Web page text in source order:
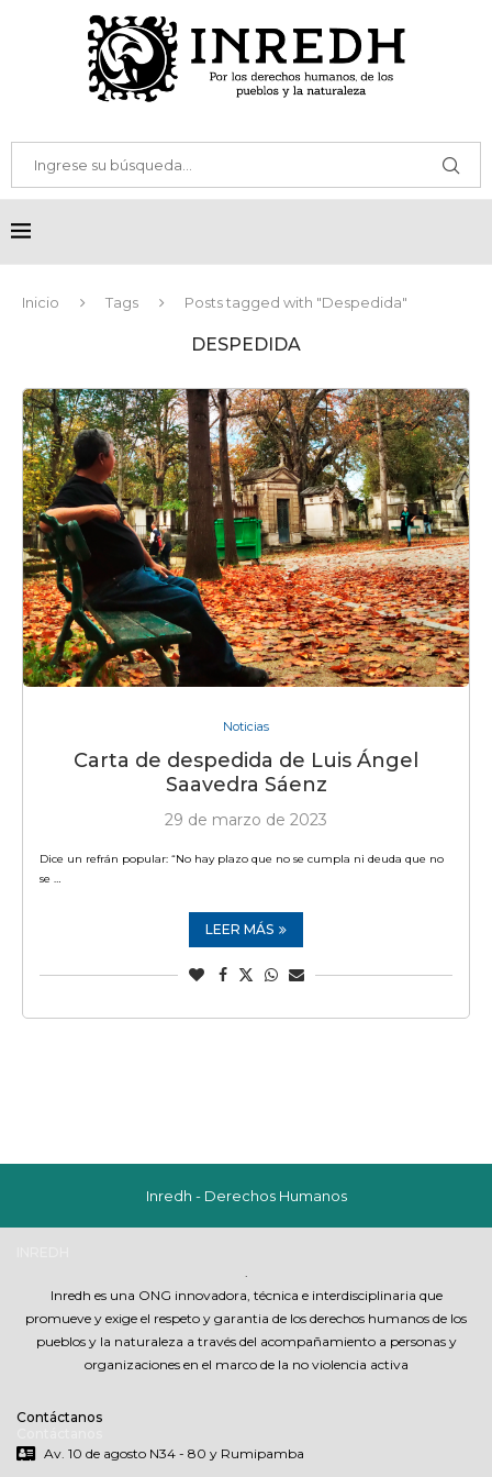
Inicio Tags Posts tagged with "Despedida"
DESPEDIDA
Noticias
Carta de despedida de Luis Ángel
Saavedra Sáenz
29 de marzo de 2023
Dice un refrán popular: “No hay plazo que no se cumpla ni deuda que no
se …
LEER MÁS
Inredh - Derechos Humanos
Inredh es una ONG innovadora, técnica e interdisciplinaria que
promueve y exige el respeto y garantia de los derechos humanos de los
pueblos y la naturaleza a través del acompañamiento a personas y
organizaciones en el marco de la no violencia activa
Contáctanos
Av. 10 de agosto N34 - 80 y Rumipamba